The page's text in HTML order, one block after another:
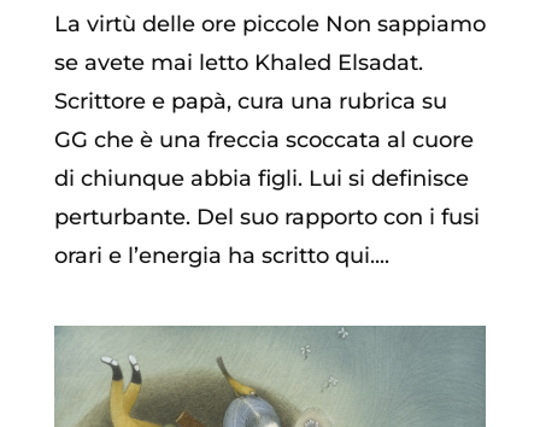
La virtù delle ore piccole Non sappiamo
se avete mai letto Khaled Elsadat.
Scrittore e papà, cura una rubrica su
GG che è una freccia scoccata al cuore
di chiunque abbia figli. Lui si definisce
perturbante. Del suo rapporto con i fusi
orari e l’energia ha scritto qui....